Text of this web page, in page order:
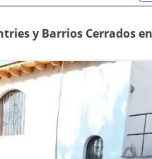
y Barrios Cerrados